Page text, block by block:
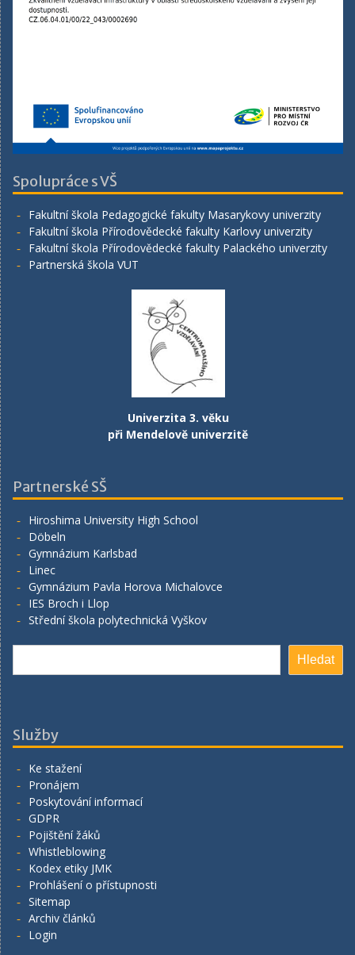
Spolupráce s VŠ
Fakultní škola Pedagogické fakulty Masarykovy univerzity
Fakultní škola Přírodovědecké fakulty Karlovy univerzity
Fakultní škola Přírodovědecké fakulty Palackého univerzity
Partnerská škola VUT
Univerzita 3. věku
při Mendelově univerzitě
Partnerské SŠ
Hiroshima University High School
Döbeln
Gymnázium Karlsbad
Linec
Gymnázium Pavla Horova Michalovce
IES Broch i Llop
Střední škola polytechnická Vyškov
Hledat
Služby
Ke stažení
Pronájem
Poskytování informací
GDPR
Pojištění žáků
Whistleblowing
Kodex etiky JMK
Prohlášení o přístupnosti
Sitemap
Archiv článků
Login